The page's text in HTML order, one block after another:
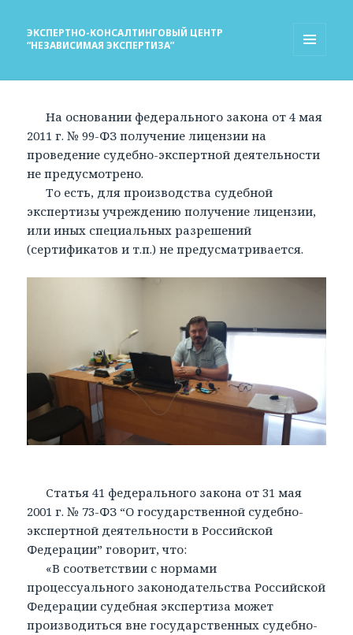
ЭКСПЕРТНО-КОНСАЛТИНГОВЫЙ ЦЕНТР
“НЕЗАВИСИМАЯ ЭКСПЕРТИЗА”
На основании федерального закона от 4 мая
2011 г. № 99-ФЗ получение лицензии на
проведение судебно-экспертной деятельности
не предусмотрено.
То есть, для производства судебной
экспертизы учреждению получение лицензии,
или иных специальных разрешений
(сертификатов и т.п.) не предусматривается.
Статья 41 федерального закона от 31 мая
2001 г. № 73-ФЗ “О государственной судебно-
экспертной деятельности в Российской
Федерации” говорит, что:
«В соответствии с нормами
процессуального законодательства Российской
Федерации судебная экспертиза может
производиться вне государственных судебно-